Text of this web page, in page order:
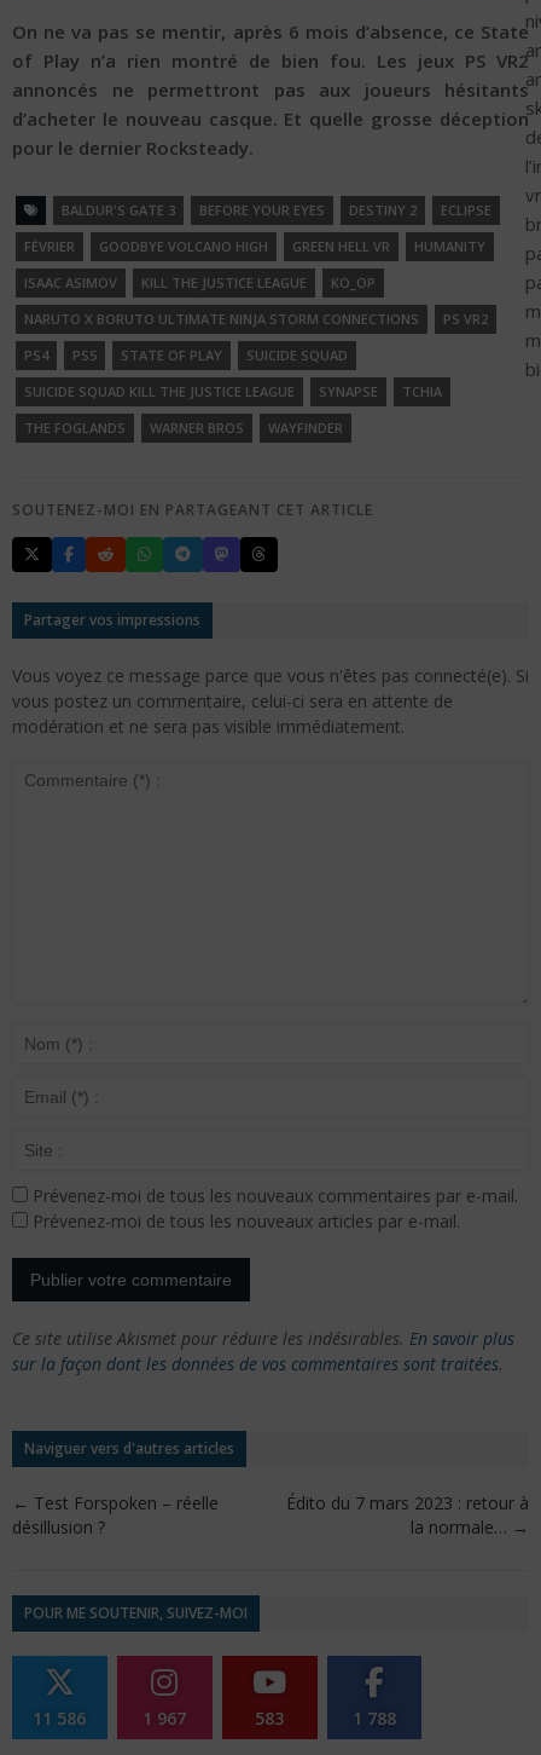
On ne va pas se mentir, après 6 mois d’absence, ce State
of Play n’a rien montré de bien fou. Les jeux PS VR2
annoncés ne permettront pas aux joueurs hésitants
d’acheter le nouveau casque. Et quelle grosse déception
pour le dernier Rocksteady.
BALDUR'S GATE 3 BEFORE YOUR EYES DESTINY 2
ECLIPSE
FÉVRIER
GOODBYE VOLCANO HIGH GREEN HELL VR
HUMANITY
ISAAC ASIMOV
KILL THE JUSTICE LEAGUE
KO_OP
NARUTO X BORUTO ULTIMATE NINJA STORM CONNECTIONS
PS VR2
PS4
PS5 STATE OF PLAY
SUICIDE SQUAD
SUICIDE SQUAD KILL THE JUSTICE LEAGUE
SYNAPSE
TCHIA
THE FOGLANDS
WARNER BROS WAYFINDER
SOUTENEZ-MOI EN PARTAGEANT CET ARTICLE
Partager vos impressions
Vous voyez ce message parce que vous n'êtes pas connecté(e). Si
vous postez un commentaire, celui-ci sera en attente de
modération et ne sera pas visible immédiatement.
Prévenez-moi de tous les nouveaux commentaires par e-mail.
Prévenez-moi de tous les nouveaux articles par e-mail.
Ce site utilise Akismet pour réduire les indésirables. En savoir plus
sur la façon dont les données de vos commentaires sont traitées.
Naviguer vers d'autres articles
← Test Forspoken – réelle
désillusion ?
Édito du 7 mars 2023 : retour à
la normale… →
POUR ME SOUTENIR, SUIVEZ-MOI
11 586 1 967 583 1 788